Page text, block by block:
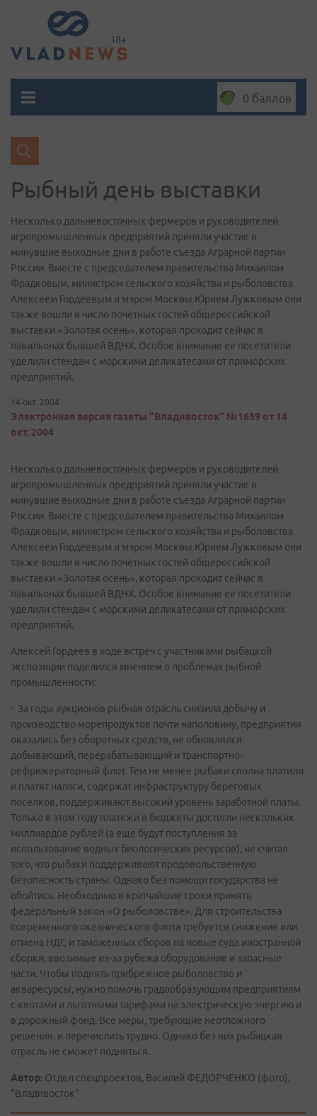
0 баллов
Рыбный день выставки
Несколько дальневосточных фермеров и руководителей
агропромышленных предприятий приняли участие в
минувшие выходные дни в работе съезда Аграрной партии
России. Вместе с председателем правительства Михаилом
Фрадковым, министром сельского хозяйства и рыболовства
Алексеем Гордеевым и мэром Москвы Юрием Лужковым они
также вошли в число почетных гостей общероссийской
выставки «Золотая осень», которая проходит сейчас в
павильонах бывшей ВДНХ. Особое внимание ее посетители
уделили стендам с морскими деликатесами от приморских
предприятий.
14 окт. 2004
Электронная версия газеты "Владивосток" №1639 от 14
окт. 2004
Несколько дальневосточных фермеров и руководителей
агропромышленных предприятий приняли участие в
минувшие выходные дни в работе съезда Аграрной партии
России. Вместе с председателем правительства Михаилом
Фрадковым, министром сельского хозяйства и рыболовства
Алексеем Гордеевым и мэром Москвы Юрием Лужковым они
также вошли в число почетных гостей общероссийской
выставки «Золотая осень», которая проходит сейчас в
павильонах бывшей ВДНХ. Особое внимание ее посетители
уделили стендам с морскими деликатесами от приморских
предприятий.
Алексей Гордеев в ходе встреч с участниками рыбацкой
экспозиции поделился мнением о проблемах рыбной
промышленности:
- За годы аукционов рыбная отрасль снизила добычу и
производство морепродуктов почти наполовину, предприятия
оказались без оборотных средств, не обновлялся
добывающий, перерабатывающий и транспортно-
рефрижераторный флот. Тем не менее рыбаки сполна платили
и платят налоги, содержат инфраструктуру береговых
поселков, поддерживают высокий уровень заработной платы.
Только в этом году платежи в бюджеты достигли нескольких
миллиардов рублей (а еще будут поступления за
использование водных биологических ресурсов), не считая
того, что рыбаки поддерживают продовольственную
безопасность страны. Однако без помощи государства не
обойтись. Необходимо в кратчайшие сроки принять
федеральный закон «О рыболовстве». Для строительства
современного океанического флота требуется снижение или
отмена НДС и таможенных сборов на новые суда иностранной
сборки, ввозимые из-за рубежа оборудование и запасные
части. Чтобы поднять прибрежное рыболовство и
акваресурсы, нужно помочь градообразующим предприятиям
с квотами и льготными тарифами на электрическую энергию и
в дорожный фонд. Все меры, требующие неотложного
решения, и перечислить трудно. Однако без них рыбацкая
отрасль не сможет подняться.
Автор: Отдел спецпроектов, Василий ФЕДОРЧЕНКО (фото),
"Владивосток"